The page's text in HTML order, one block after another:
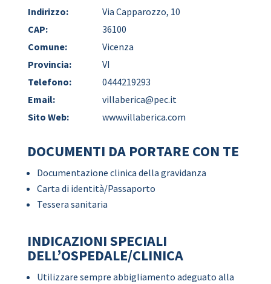
Indirizzo:
Via Capparozzo, 10
CAP:
36100
Comune:
Vicenza
Provincia:
VI
Telefono:
0444219293
Email:
villaberica@pec.it
Sito Web:
www.villaberica.com
DOCUMENTI DA PORTARE CON TE
Documentazione clinica della gravidanza
Carta di identità/Passaporto
Tessera sanitaria
INDICAZIONI SPECIALI
DELL’OSPEDALE/CLINICA
Utilizzare sempre abbigliamento adeguato alla